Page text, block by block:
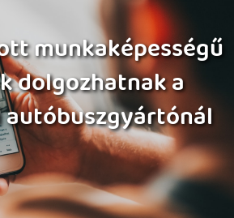
munkaképességű
dolgozhatnak a
autóbuszgyártónál